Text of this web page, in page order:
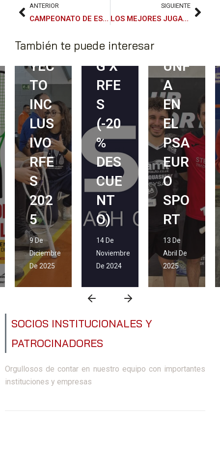
ANTERIOR
CAMPEONATO DE ESPAÑA SUB 19 2025 – ONA BLASCO Y ORIOL SALVIÀ CAMPEONES
SIGUIENTE
LOS MEJORES JUGADORES DE SQUASH COMPITEN ESTE FIN DE SEMANA EN BARCELONA POR EL TÍTULO NACIONAL
También te puede interesar
PRO
YEC
TO
INC
LUS
IVO
RFE
S
202
5
9 De
Diciembre
De 2025
ICIA
TIN
G X
RFE
S
(-20
%
DES
CUE
NT
O)
14 De
Noviembre
De 2024
LÓP
UNF
A
EN
EL
PSA
EUR
O
SPO
RT
13 De
Abril De
2025
SOCIOS INSTITUCIONALES Y
PATROCINADORES
Orgullosos de contar en nuestro equipo con importantes
instituciones y empresas